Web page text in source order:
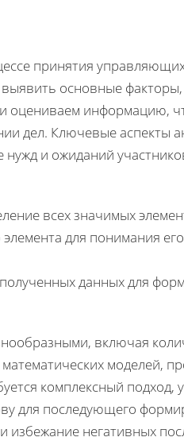
принятия
выявить основные
оцениваем информацию,
дел. Ключевые аспекты
и ожиданий
всех значимых
для понимания
данных для
включая
моделей,
комплексный
для последующего
негативных